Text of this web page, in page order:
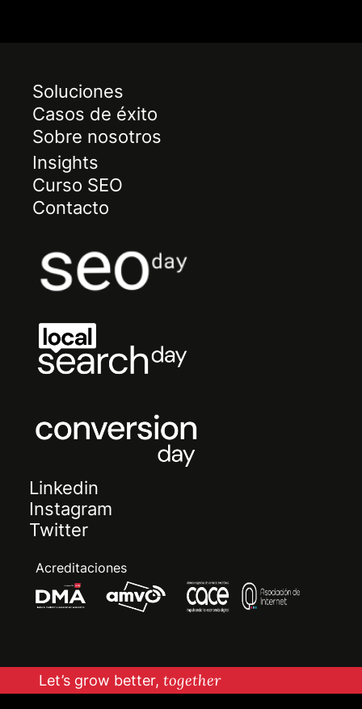
Soluciones
Casos de éxito
Sobre nosotros
Insights
Curso SEO
Contacto
Linkedin
Instagram
Twitter
Acreditaciones
Let’s grow better, together